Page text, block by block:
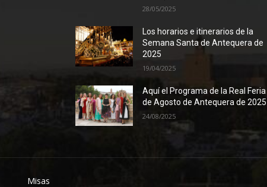
28/05/2025
Los horarios e itinerarios de la
Semana Santa de Antequera de
2025
19/04/2025
Aquí el Programa de la Real Feria
de Agosto de Antequera de 2025
24/08/2025
Misas